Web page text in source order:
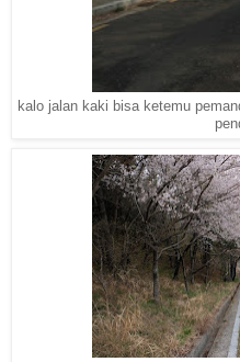
kalo jalan kaki bisa ketemu